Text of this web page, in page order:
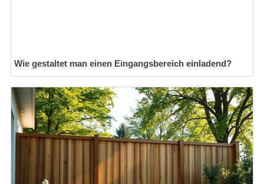
Wie gestaltet man einen Eingangsbereich einladend?